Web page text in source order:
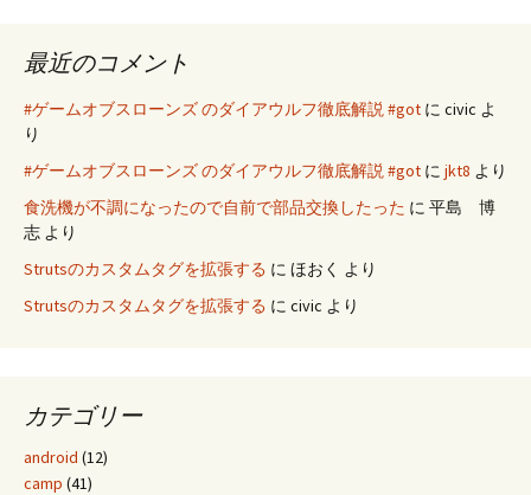
最近のコメント
#ゲームオブスローンズ のダイアウルフ徹底解説 #got に civic よ
り
#ゲームオブスローンズ のダイアウルフ徹底解説 #got に jkt8 より
食洗機が不調になったので自前で部品交換したった に 平島 博
志 より
Strutsのカスタムタグを拡張する に ほおく より
Strutsのカスタムタグを拡張する に civic より
カテゴリー
android (12)
camp (41)